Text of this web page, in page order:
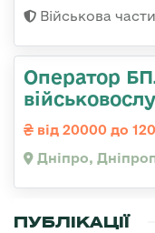
Військова
Оператор
від 20000 до
Дніпро,
ПУБЛІКАЦІЇ